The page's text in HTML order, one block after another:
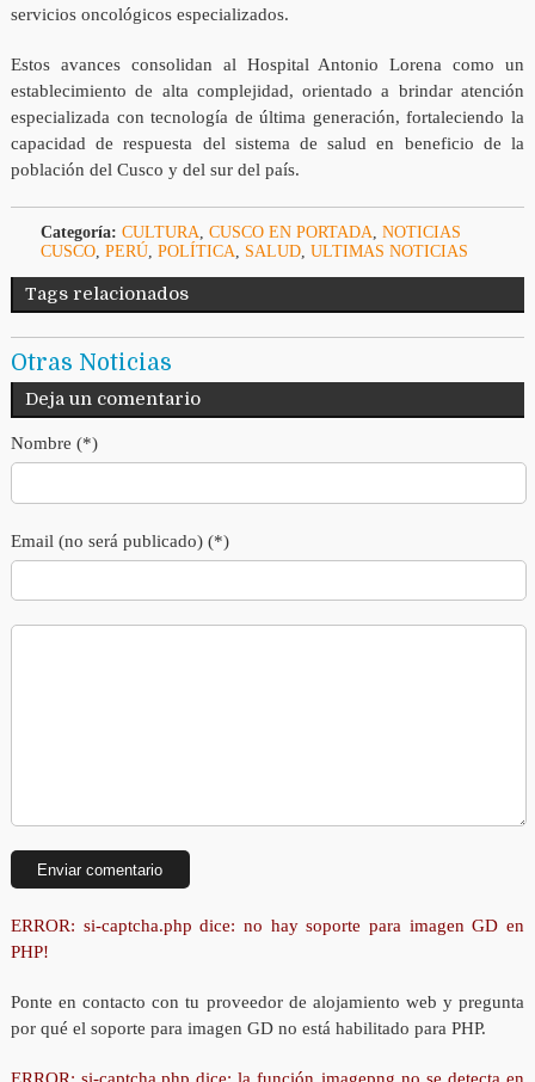
servicios oncológicos especializados.
Estos avances consolidan al Hospital Antonio Lorena como un
establecimiento de alta complejidad, orientado a brindar atención
especializada con tecnología de última generación, fortaleciendo la
capacidad de respuesta del sistema de salud en beneficio de la
población del Cusco y del sur del país.
Categoría: CULTURA, CUSCO EN PORTADA, NOTICIAS
CUSCO, PERÚ, POLÍTICA, SALUD, ULTIMAS NOTICIAS
Tags relacionados
Otras Noticias
Deja un comentario
Nombre (*)
Email (no será publicado) (*)
ERROR: si-captcha.php dice: no hay soporte para imagen GD en
PHP!
Ponte en contacto con tu proveedor de alojamiento web y pregunta
por qué el soporte para imagen GD no está habilitado para PHP.